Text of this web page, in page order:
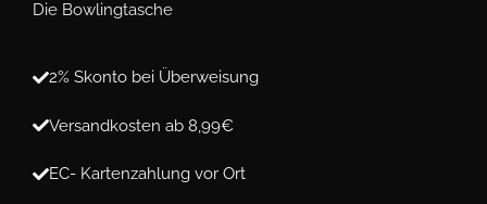
Die Bowlingtasche
2% Skonto bei Überweisung
Versandkosten ab 8,99€
EC- Kartenzahlung vor Ort